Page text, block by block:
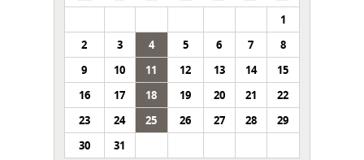
1
2
3 4 5 6 7
8
9
10 11 12 13 14
15
16
17 18 19 20 21
22
23
24 25 26 27 28
29
30
31